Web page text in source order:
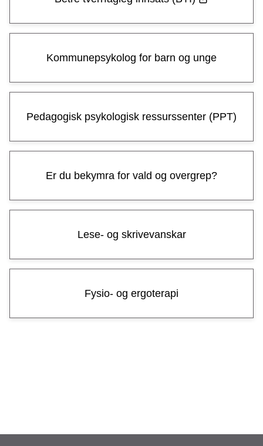
e
Kommunepsykolog for barn og unge
Pedagogisk psykologisk ressurssenter (PPT)
Er du bekymra for vald og overgrep?
Lese- og skrivevanskar
Fysio- og ergoterapi